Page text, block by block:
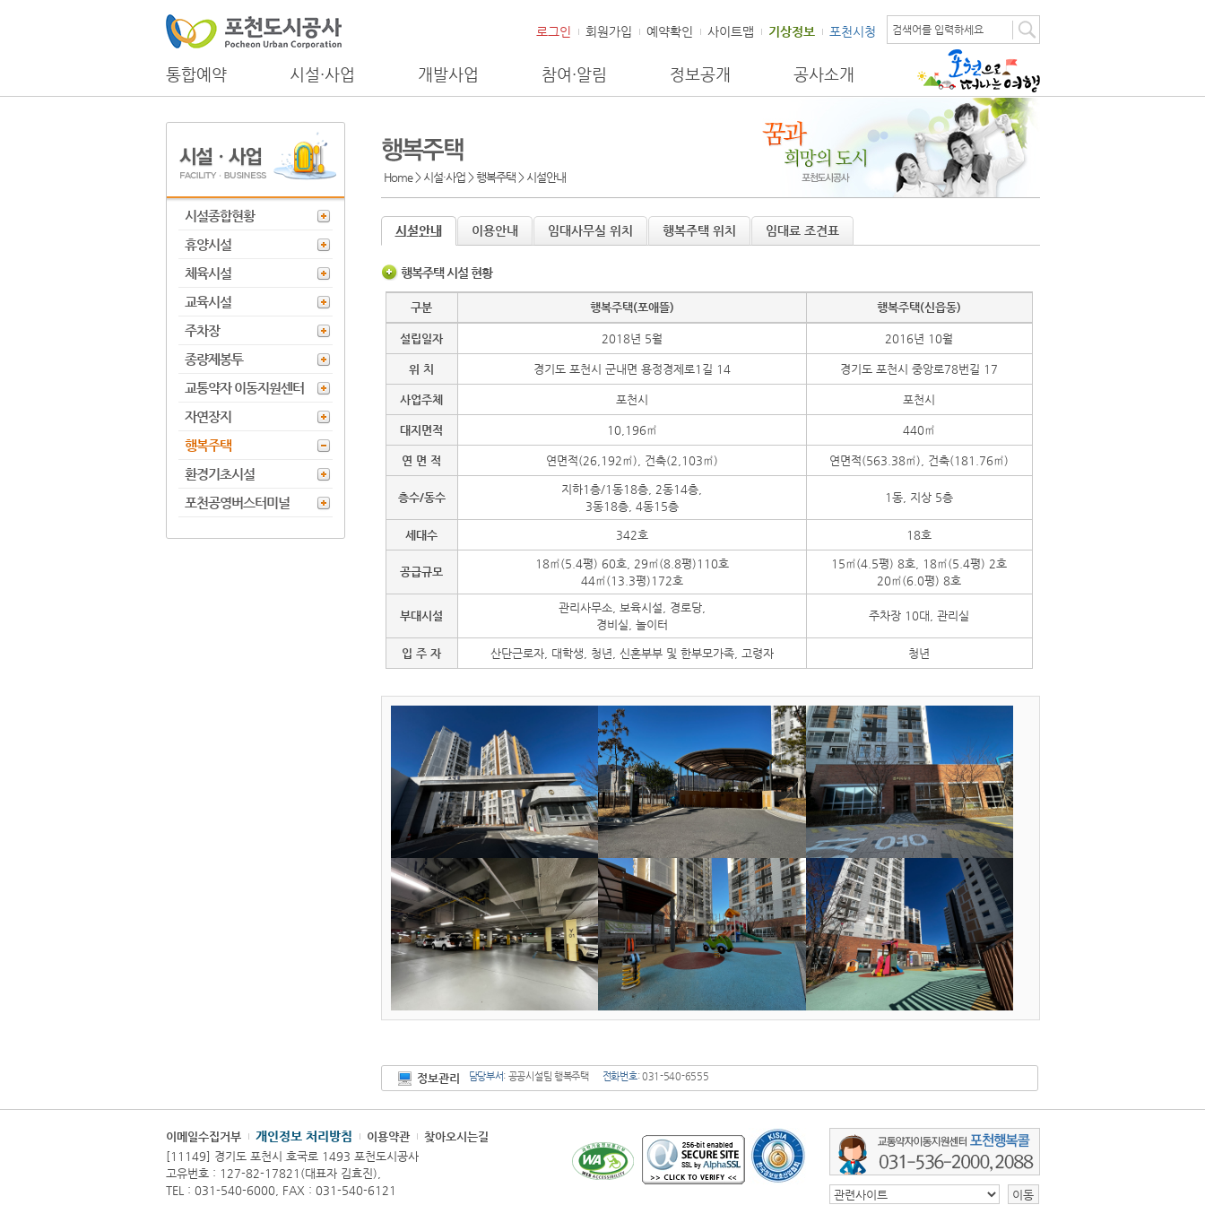
로그인 회원가입 예약확인 사이트맵 기상정보 포천시청
통합예약 시설·사업 개발사업 참여·알림 정보공개 공사소개
검색어를 입력하세요
시설종합현황
휴양시설
체육시설
교육시설
주차장
종량제봉투
교통약자 이동지원센터
자연장지
행복주택
환경기초시설
포천공영버스터미널
Home > 시설·사업 > 행복주택 > 시설안내
시설안내 이용안내 임대사무실 위치 행복주택 위치 임대료 조견표
행복주택 시설 현황
구분 행복주택(포애뜰) 행복주택(신읍동)
설립일자 2018년 5월 2016년 10월
위 치 경기도 포천시 군내면 용정경제로1길 14 경기도 포천시 중앙로78번길 17
사업주체 포천시 포천시
대지면적 10,196㎡ 440㎡
연 면 적 연면적(26,192㎡), 건축(2,103㎡) 연면적(563.38㎡), 건축(181.76㎡)
층수/동수
지하1층/1동18층, 2동14층,
3동18층, 4동15층
1동, 지상 5층
세대수 342호 18호
공급규모
18㎡(5.4평) 60호, 29㎡(8.8평)110호
44㎡(13.3평)172호
15㎡(4.5평) 8호, 18㎡(5.4평) 2호
20㎡(6.0평) 8호
부대시설
관리사무소, 보육시설, 경로당,
경비실, 놀이터
주차장 10대, 관리실
입 주 자 산단근로자, 대학생, 청년, 신혼부부 및 한부모가족, 고령자 청년
정보관리 담당부서: 공공시설팀 행복주택 전화번호: 031-540-6555
이메일수집거부 개인정보 처리방침 이용약관
찾아오시는길
[11149] 경기도 포천시 호국로 1493 포천도시공사
고유번호 : 127-82-17821(대표자 김효진),
TEL : 031-540-6000, FAX : 031-540-6121